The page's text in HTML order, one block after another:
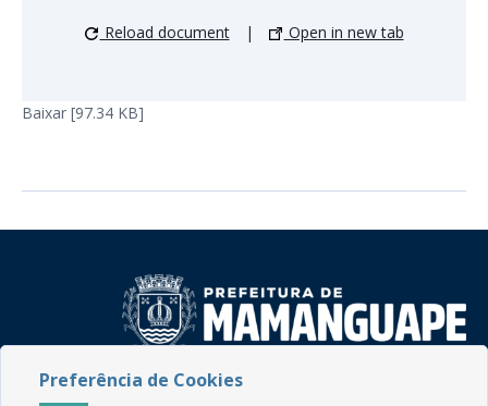
Reload document | Open in new tab
Baixar [97.34 KB]
Rua do Imperador, 78, Centro
Preferência de Cookies